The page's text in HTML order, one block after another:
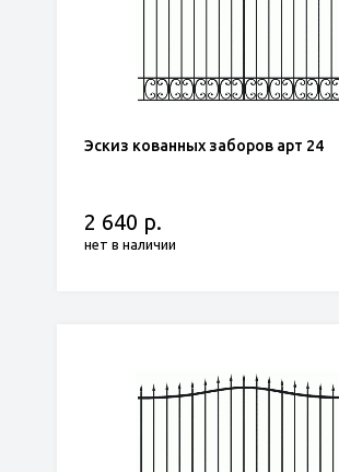
Эскиз кованных заборов арт 24
2 640 р.
нет в наличии